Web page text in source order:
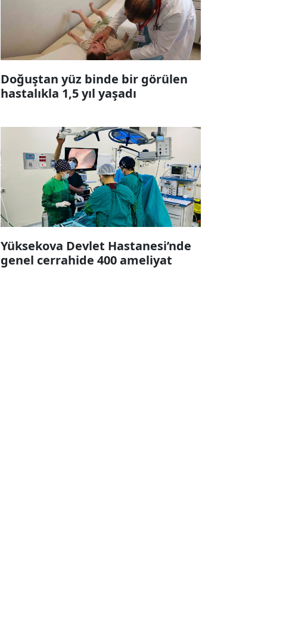
Doğuştan yüz binde bir görülen
hastalıkla 1,5 yıl yaşadı
Yüksekova Devlet Hastanesi’nde
genel cerrahide 400 ameliyat